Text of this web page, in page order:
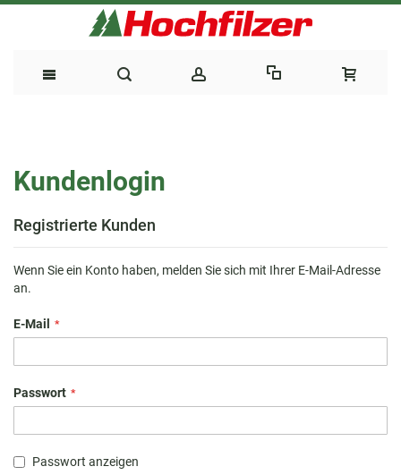
Inhalt
Kundenlogin
Registrierte Kunden
Wenn Sie ein Konto haben, melden Sie sich mit Ihrer E-Mail-Adresse
an.
E-Mail
Passwort
Passwort anzeigen